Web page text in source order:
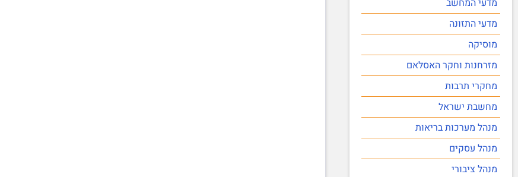
מדעי התזונה
מוסיקה
מזרחנות וחקר האסלאם
מחקרי תרבות
מחשבת ישראל
מנהל מערכות בריאות
מנהל עסקים
מנהל ציבורי